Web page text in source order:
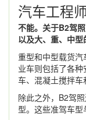
汽车工程
不能。关于B2驾
以及大、重、中型
重型和中型载货
业车则包括了各
车、混凝土搅拌车
除此之外，B2驾
型。这些准驾车型